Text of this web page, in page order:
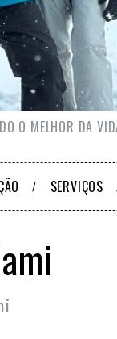
O MELHOR DA
SERVIÇOS